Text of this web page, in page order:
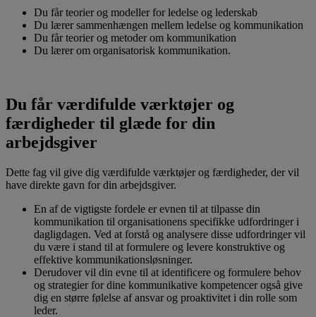
Du får teorier og modeller for ledelse og lederskab
Du lærer sammenhængen mellem ledelse og kommunikation
Du får teorier og metoder om kommunikation
Du lærer om organisatorisk kommunikation.
Du får værdifulde værktøjer og
færdigheder til glæde for din
arbejdsgiver
Dette fag vil give dig værdifulde værktøjer og færdigheder, der vil
have direkte gavn for din arbejdsgiver.
En af de vigtigste fordele er evnen til at tilpasse din
kommunikation til organisationens specifikke udfordringer i
dagligdagen. Ved at forstå og analysere disse udfordringer vil
du være i stand til at formulere og levere konstruktive og
effektive kommunikationsløsninger.
Derudover vil din evne til at identificere og formulere behov
og strategier for dine kommunikative kompetencer også give
dig en større følelse af ansvar og proaktivitet i din rolle som
leder.